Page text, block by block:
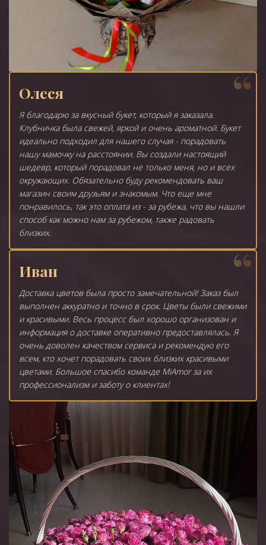
Олеся
Я благодарю за вкусный букет, который я заказала.
Клубничка была свежей, яркой и очень ароматной. Букет
идеально подходил для нашего случая - порадовать
нашу мамочку на расстоянии. Вы создали настоящий
шедевр, который порадовал не только меня, но и всех
окружающих. Обязательно буду рекомендовать ваш
магазин своим друзьям и знакомым. Что еще мне
понравилось, так это оплата из - за рубежа, что вы нашли
способ как можно нам за рубежом, также радовать
близких.
Иван
Доставка цветов была просто замечательной! Заказ был
выполнен аккуратно и точно в срок. Цветы были свежими
и красивыми. Весь процесс был хорошо организован и
информация о доставке оперативно предоставлялась. Я
очень доволен качеством сервиса и рекомендую его
всем, кто хочет порадовать своих близких красивыми
цветами. Большое спасибо команде MiAmor за их
профессионализм и заботу о клиентах!